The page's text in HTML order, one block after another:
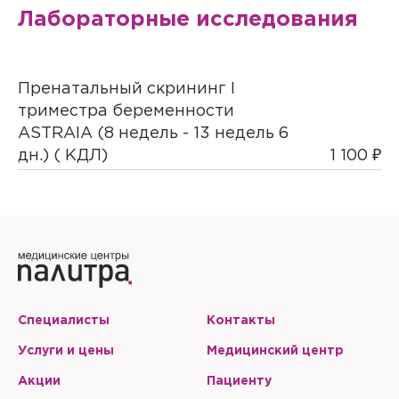
Лабораторные исследования
Пренатальный скрининг I
триместра беременности
ASTRAIA (8 недель - 13 недель 6
дн.) ( КДЛ)
1 100 ₽
Специалисты
Услуги и цены
Акции
Контакты
Медицинский центр
Пациенту